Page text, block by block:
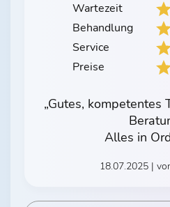
Wartezeit
Behandlung
Service
Preise
„Gutes, kompetentes
Alles in
18.07.2025 |